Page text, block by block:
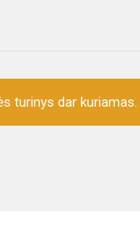
turinys dar